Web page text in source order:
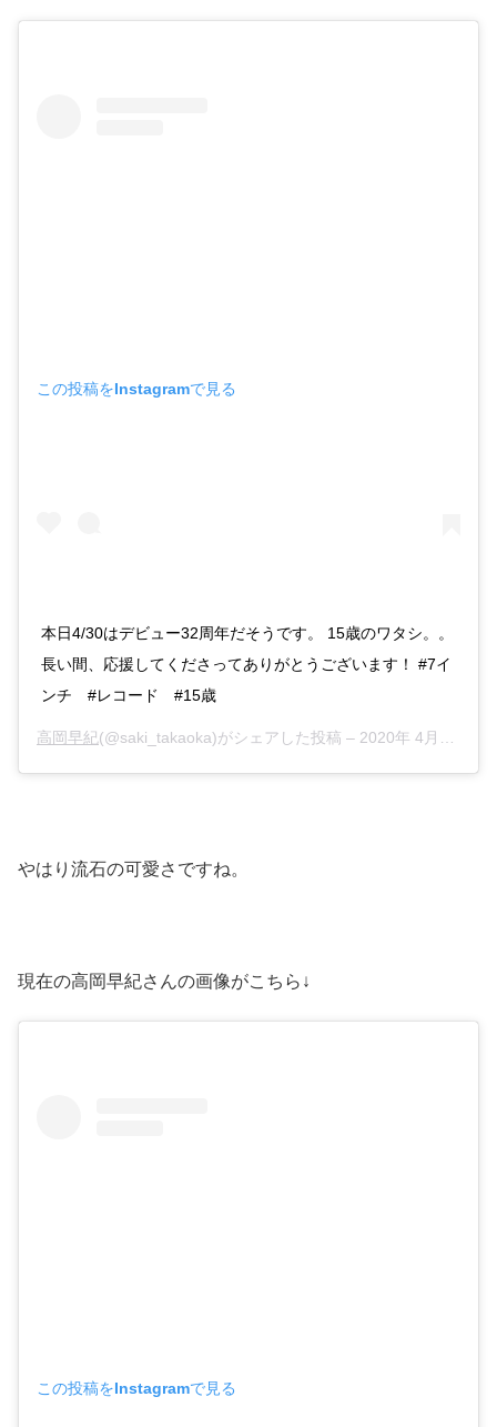
この投稿をInstagramで見る
本日4/30はデビュー32周年だそうです。 15歳のワタシ。。
長い間、応援してくださってありがとうございます！ #7イ
ンチ #レコード #15歳
高岡早紀(@saki_takaoka)がシェアした投稿 – 2020年 4月月29日午後10時36分PDT
やはり流石の可愛さですね。
現在の高岡早紀さんの画像がこちら↓
この投稿をInstagramで見る